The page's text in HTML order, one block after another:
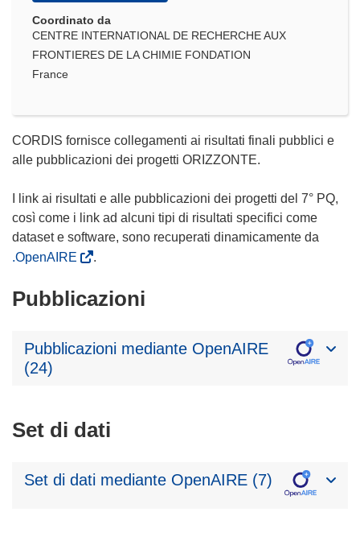
Coordinato da
CENTRE INTERNATIONAL DE RECHERCHE AUX
FRONTIERES DE LA CHIMIE FONDATION
France
CORDIS fornisce collegamenti ai risultati finali pubblici e
alle pubblicazioni dei progetti ORIZZONTE.
I link ai risultati e alle pubblicazioni dei progetti del 7° PQ,
così come i link ad alcuni tipi di risultati specifici come
dataset e software, sono recuperati dinamicamente da
.OpenAIRE
.
Pubblicazioni
Pubblicazioni mediante OpenAIRE
(24)
Set di dati
Set di dati mediante OpenAIRE (7)